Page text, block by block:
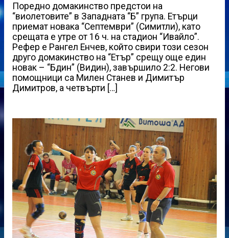
Поредно домакинство предстои на
“виолетовите” в Западната “Б” група. Етърци
приемат новака “Септември” (Симитли), като
срещата е утре от 16 ч. на стадион “Ивайло”.
Рефер е Рангел Енчев, който свири този сезон
друго домакинство на “Етър” срещу още един
новак – “Бдин” (Видин), завършило 2:2. Негови
помощници са Милен Станев и Димитър
Димитров, а четвърти […]